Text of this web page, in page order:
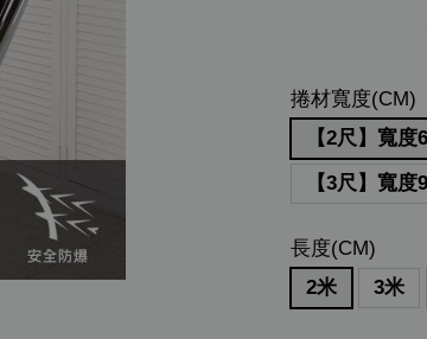
捲材寬度(CM)
【2尺】寬度
【3尺】寬度
長度(CM)
2米
3米